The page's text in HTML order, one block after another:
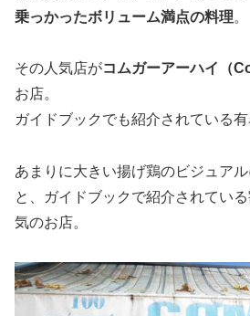
乗っかったボリューム満点の料理。
その人気店がコムガーアーハイ（
お店。
ガイドブックでも紹介されている有
あまりに大きい揚げ鶏のビジュア
と、ガイドブックで紹介されてい
気のお店。